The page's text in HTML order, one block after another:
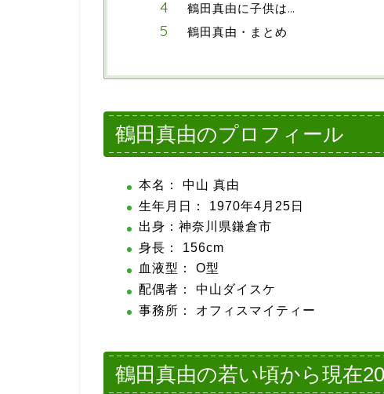
鶴田真由に子供は…
鶴田真由・まとめ
鶴田真由のプロフィール
本名： 中山 真由
生年月日： 1970年4月25日
出身：神奈川県鎌倉市
身長： 156cm
血液型： O型
配偶者： 中山ダイスケ
事務所： オフィスマイティー
鶴田真由の若い頃から現在